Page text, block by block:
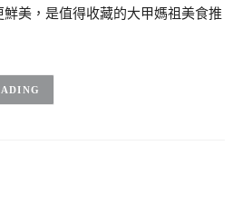
美，是值得收藏的大甲媽祖美食推